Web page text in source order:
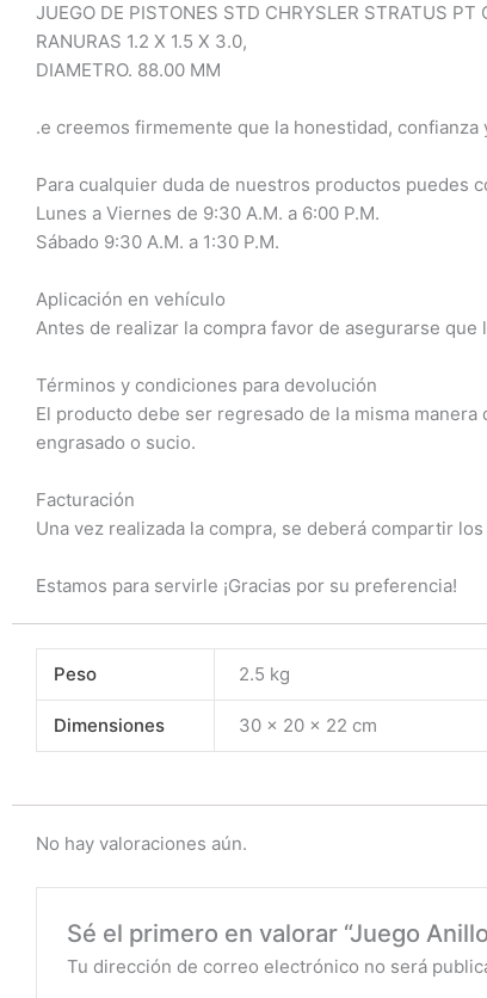
JUEGO DE PISTONES STD CHRYSLER STRATUS
RANURAS 1.2 X 1.5 X 3.0,
DIAMETRO. 88.00 MM
.e creemos firmemente que la honestidad,
Para cualquier duda de nuestros productos puedes
Lunes a Viernes de 9:30 A.M. a 6:00 P.M.
Sábado 9:30 A.M. a 1:30 P.M.
Aplicación en vehículo
Antes de realizar la compra favor de asegurarse
Términos y condiciones para devolución
El producto debe ser regresado de la misma
engrasado o sucio.
Facturación
Una vez realizada la compra, se deberá compartir
Estamos para servirle ¡Gracias por su preferencia!
Peso 2.5 kg
Dimensiones 30 × 20 × 22 cm
No hay valoraciones aún.
Sé el primero en valorar “Juego
Tu dirección de correo electrónico no será